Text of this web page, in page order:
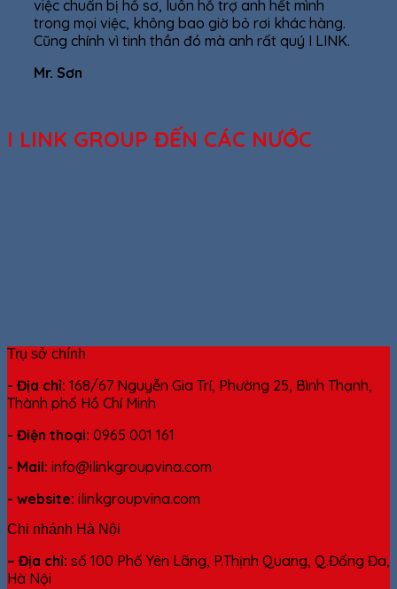
việc chuẩn bị hồ sơ, luôn hỗ trợ anh hết mình
trong mọi việc, không bao giờ bỏ rơi khác hàng.
Cũng chính vì tinh thần đó mà anh rất quý I LINK.
Mr. Sơn
I LINK GROUP ĐẾN CÁC NƯỚC
Trụ sở chính
- Địa chỉ: 168/67 Nguyễn Gia Trí, Phường 25, Bình Thạnh,
Thành phố Hồ Chí Minh
- Điện thoại: 0965 001 161
- Mail: info@ilinkgroupvina.com
- website: ilinkgroupvina.com
Chi nhánh Hà Nội
– Địa chỉ: số 100 Phố Yên Lãng, P.Thịnh Quang, Q.Đống Đa,
Hà Nội